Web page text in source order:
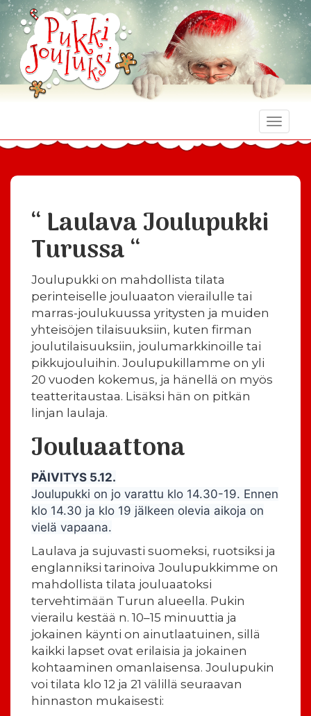
Toggle
“ Laulava Joulupukki
Turussa “
Joulupukki on mahdollista tilata
perinteiselle jouluaaton vierailulle tai
marras-joulukuussa yritysten ja muiden
yhteisöjen tilaisuuksiin, kuten firman
joulutilaisuuksiin, joulumarkkinoille tai
pikkujouluihin. Joulupukillamme on yli
20 vuoden kokemus, ja hänellä on myös
teatteritaustaa. Lisäksi hän on pitkän
linjan laulaja.
Jouluaattona
PÄIVITYS 5.12.
Joulupukki on jo varattu klo 14.30-19. Ennen
klo 14.30 ja klo 19 jälkeen olevia aikoja on
vielä vapaana.
Laulava ja sujuvasti suomeksi, ruotsiksi ja
englanniksi tarinoiva Joulupukkimme on
mahdollista tilata jouluaatoksi
tervehtimään Turun alueella. Pukin
vierailu kestää n. 10–15 minuuttia ja
jokainen käynti on ainutlaatuinen, sillä
kaikki lapset ovat erilaisia ja jokainen
kohtaaminen omanlaisensa. Joulupukin
voi tilata klo 12 ja 21 välillä seuraavan
hinnaston mukaisesti: